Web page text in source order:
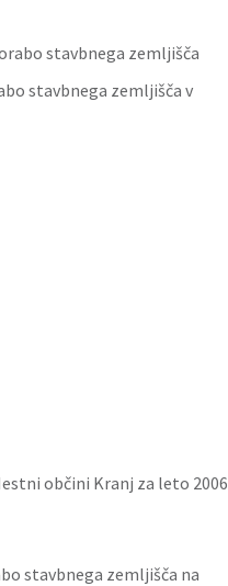
stavbnega zemljišča
stavbnega zemljišča v
občini Kranj za leto 2006
stavbnega zemljišča na